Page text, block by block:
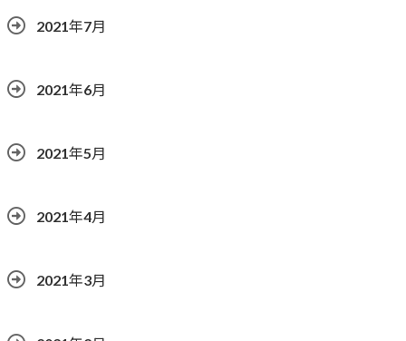
2021年7月
2021年6月
2021年5月
2021年4月
2021年3月